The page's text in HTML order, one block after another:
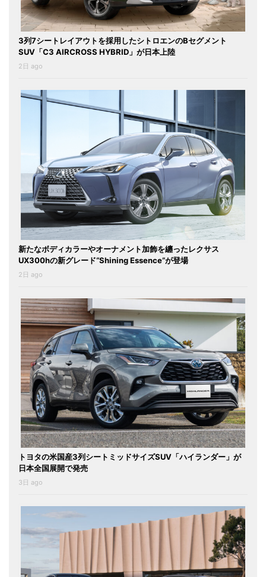
3列7シートレイアウトを採用したシトロエンのBセグメント
SUV「C3 AIRCROSS HYBRID」が日本上陸
2日 ago
新たなボディカラーやオーナメント加飾を纏ったレクサス
UX300hの新グレード“Shining Essence”が登場
2日 ago
トヨタの米国産3列シートミッドサイズSUV「ハイランダー」が
日本全国展開で発売
3日 ago